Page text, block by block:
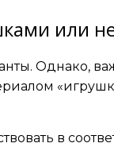
или
Однако,
в